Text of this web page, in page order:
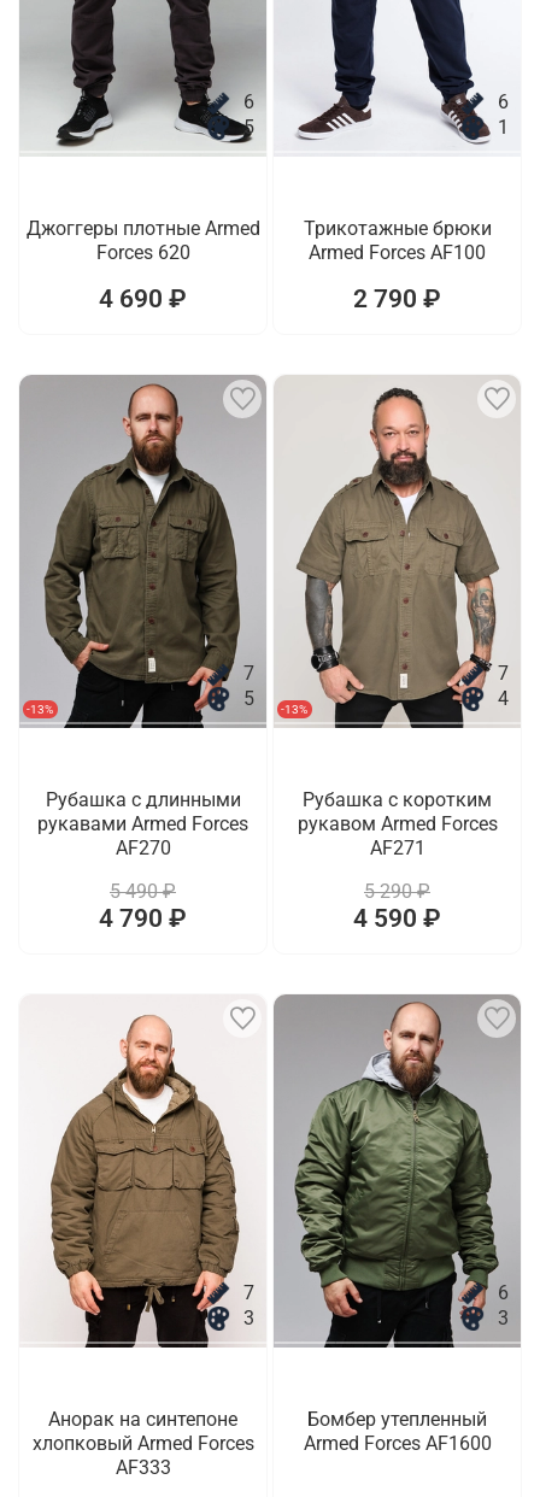
6
5
Джоггеры плотные Armed
Forces 620
4 690 ₽
6
1
Трикотажные брюки
Armed Forces AF100
2 790 ₽
-13%
7
5
Рубашка с длинными
рукавами Armed Forces
AF270
5 490 ₽
4 790 ₽
-13%
7
4
Рубашка с коротким
рукавом Armed Forces
AF271
5 290 ₽
4 590 ₽
7
3
Анорак на синтепоне
хлопковый Armed Forces
AF333
6
3
Бомбер утепленный
Armed Forces AF1600